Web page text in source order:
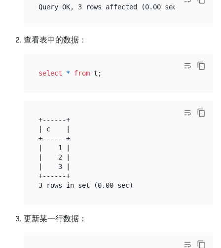
查看表中的数据：
select * from
+------+
| c    |
+------+
|    1 |
|    2 |
|    3 |
+------+
更新某一行数据：